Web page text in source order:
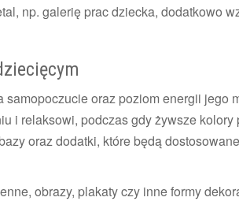
np. galerię prac dziecka, dodatkowo
oraz poziom energii jego
i relaksowi, podczas gdy żywsze kolory
oraz dodatki, które będą
obrazy, plakaty czy inne formy